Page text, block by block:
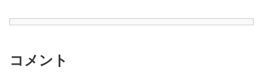
コメント